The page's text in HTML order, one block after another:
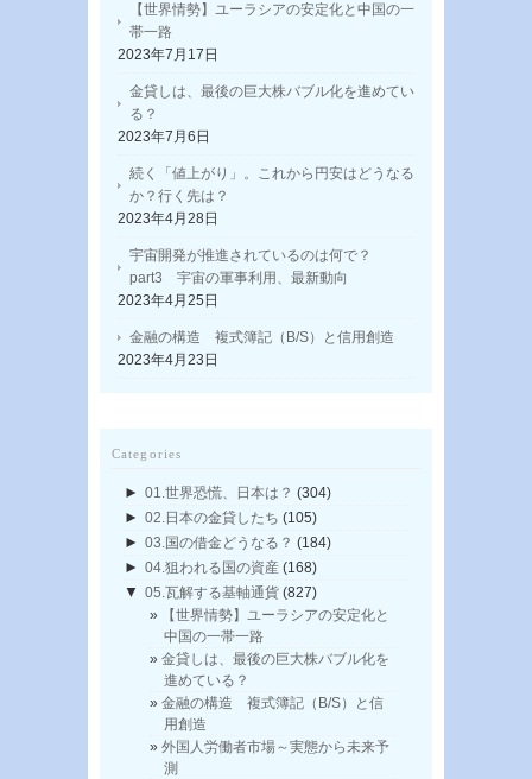
【世界情勢】ユーラシアの安定化と中国の一
帯一路
2023年7月17日
金貸しは、最後の巨大株バブル化を進めてい
る？
2023年7月6日
続く「値上がり」。これから円安はどうなる
か？行く先は？
2023年4月28日
宇宙開発が推進されているのは何で？
part3 宇宙の軍事利用、最新動向
2023年4月25日
金融の構造 複式簿記（B/S）と信用創造
2023年4月23日
Categories
► 01.世界恐慌、日本は？ (304)
► 02.日本の金貸したち (105)
► 03.国の借金どうなる？ (184)
► 04.狙われる国の資産 (168)
▼ 05.瓦解する基軸通貨 (827)
【世界情勢】ユーラシアの安定化と
中国の一帯一路
金貸しは、最後の巨大株バブル化を
進めている？
金融の構造 複式簿記（B/S）と信
用創造
外国人労働者市場～実態から未来予
測